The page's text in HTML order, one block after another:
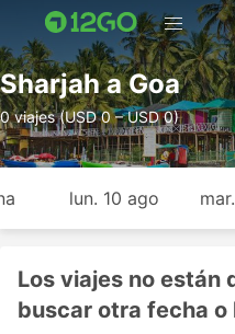
Sharjah a Goa
0 viajes (USD 0 – USD 0)
lun. 10 ago
Los viajes no están
buscar otra fecha o